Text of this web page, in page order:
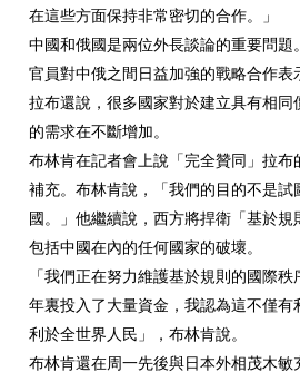
在這些方面保持非常密切的合作。」
中國和俄國是兩位外長談論的重要問
官員對中俄之間日益加強的戰略合作表
拉布還說，很多國家對於建立具有相
的需求在不斷增加。
布林肯在記者會上說「完全贊同」拉
補充。布林肯說，「我們的目的不是試
國。」他繼續說，西方將捍衛「基於
包括中國在內的任何國家的破壞。
「我們正在努力維護基於規則的國際
年裏投入了大量資金，我認為這不僅
利於全世界人民」，布林肯說。
布林肯還在周一先後與日本外相茂木